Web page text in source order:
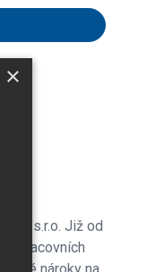
s.r.o. Již od
pracovních
×